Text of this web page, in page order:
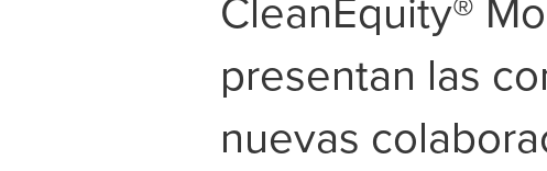
presentan las
nuevas